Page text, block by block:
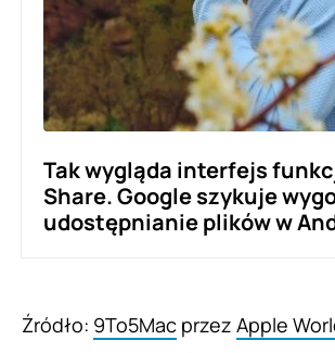
Tak wygląda interfejs
Share. Google szykuje
udostępnianie plików w
Źródło: 9To5Mac przez Apple